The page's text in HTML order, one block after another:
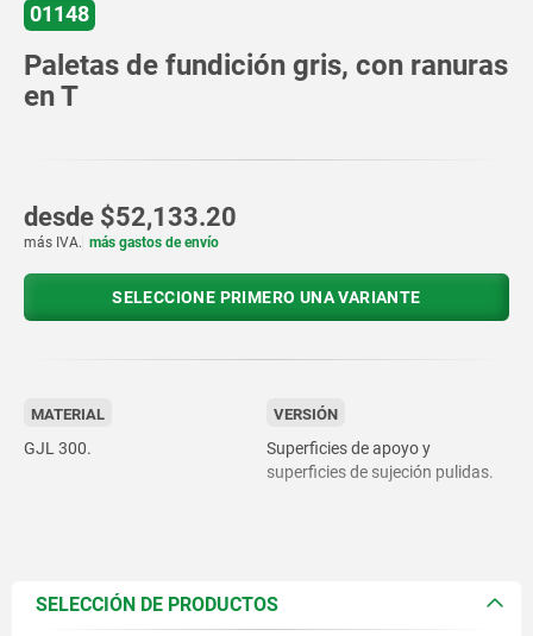
01148
Paletas de fundición gris, con ranuras
en T
desde $52,133.20
más IVA. más gastos de envío
SELECCIONE PRIMERO UNA VARIANTE
MATERIAL
GJL 300.
VERSIÓN
Superficies de apoyo y
superficies de sujeción pulidas.
SELECCIÓN DE PRODUCTOS